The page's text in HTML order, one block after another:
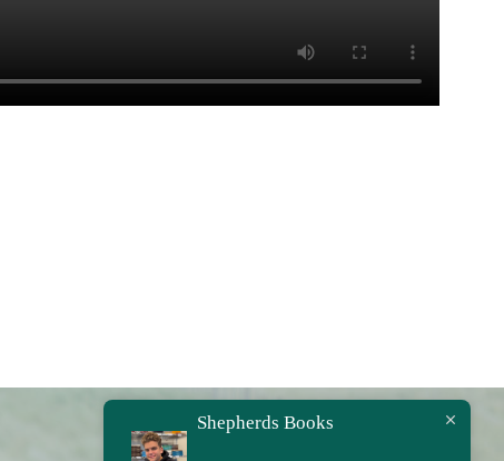
Shepherds Books